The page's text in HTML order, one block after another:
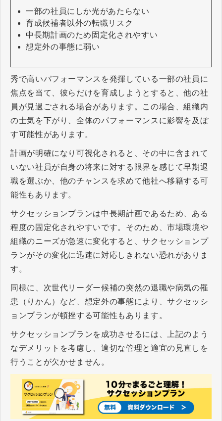
一部の社員にしか光があたらない
育成候補者以外の転職リスク
中長期計画のため固定化されやすい
想定外の事態に弱い
​​​​​​​秀で高いパフォーマンスを発揮している一部の社員に
焦点を当て、彼らだけを育成しようとすると、他の社
員が見過ごされる場合があります。この場合、組織内
の士気を下がり、全体のパフォーマンスに影響を及ぼ
す可能性があります。
計画が明確になり可視化されると、その中に含まれて
いない社員が自身の将来に対する限界を感じて早期退
職を選ぶか、他のチャンスを求めて他社へ移籍する可
能性もあります。
サクセッションプランは中長期計画であるため、ある
程度の固定化されやすいです。そのため、市場環境や
組織のニーズが急速に変化すると、サクセッションプ
ランがその変化に迅速に対応しきれない恐れがありま
す。
同様に、次世代リーダー候補の突然の退職や病気の罹
患（りかん）など、想定外の事態により、サクセッシ
ョンプランが頓挫する可能性もあります。
サクセッションプランを成功させるには、上記のよう
なデメリットを考慮し、適切な管理と適宜の見直しを
行うことが欠かせません。